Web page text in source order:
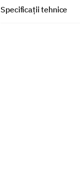
Specificații tehnice